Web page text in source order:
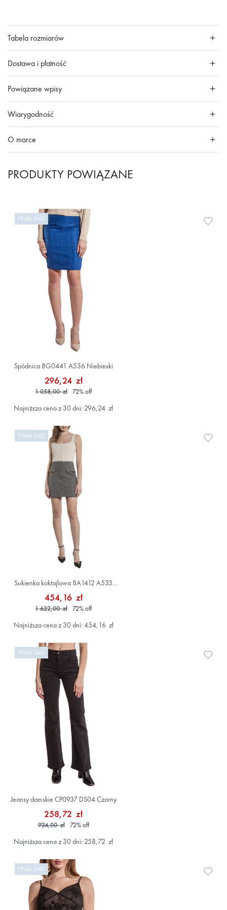
Tabela rozmiarów
Dostawa i płatność
Powiązane wpisy
Wiarygodność
O marce
PRODUKTY POWIĄZANE
FINAL SALE
Spódnica 8G0441 A536 Niebieski
296,24 zł
1 058,00 zł 72%off
Najniższa cena z 30 dni: 296,24 zł
FINAL SALE
Sukienka koktajlowa 8A1412 A533
Beżowy
454,16 zł
1 622,00 zł 72%off
Najniższa cena z 30 dni: 454,16 zł
FINAL SALE
Jeansy damskie CP0937 DS04 Czarny
258,72 zł
924,00 zł 72%off
Najniższa cena z 30 dni: 258,72 zł
FINAL SALE